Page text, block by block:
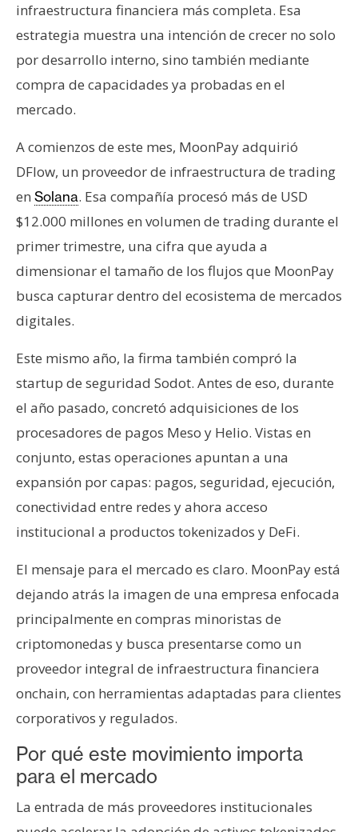
infraestructura financiera más completa. Esa
estrategia muestra una intención de crecer no solo
por desarrollo interno, sino también mediante
compra de capacidades ya probadas en el
mercado.
A comienzos de este mes, MoonPay adquirió
DFlow, un proveedor de infraestructura de trading
en Solana. Esa compañía procesó más de USD
$12.000 millones en volumen de trading durante el
primer trimestre, una cifra que ayuda a
dimensionar el tamaño de los flujos que MoonPay
busca capturar dentro del ecosistema de mercados
digitales.
Este mismo año, la firma también compró la
startup de seguridad Sodot. Antes de eso, durante
el año pasado, concretó adquisiciones de los
procesadores de pagos Meso y Helio. Vistas en
conjunto, estas operaciones apuntan a una
expansión por capas: pagos, seguridad, ejecución,
conectividad entre redes y ahora acceso
institucional a productos tokenizados y DeFi.
El mensaje para el mercado es claro. MoonPay está
dejando atrás la imagen de una empresa enfocada
principalmente en compras minoristas de
criptomonedas y busca presentarse como un
proveedor integral de infraestructura financiera
onchain, con herramientas adaptadas para clientes
corporativos y regulados.
Por qué este movimiento importa
para el mercado
La entrada de más proveedores institucionales